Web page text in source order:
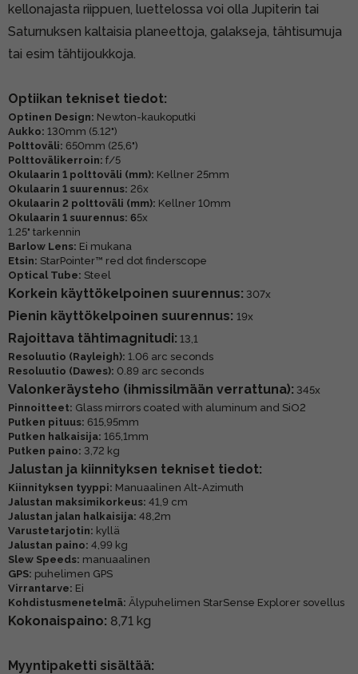
kellonajasta riippuen, luettelossa voi olla Jupiterin tai
Saturnuksen kaltaisia planeettoja, galakseja, tähtisumuja
tai esim tähtijoukkoja.
Optiikan tekniset tiedot:
Optinen Design: Newton-kaukoputki
Aukko: 130mm (5.12")
Polttoväli: 650mm (25,6")
Polttovälikerroin: f/5
Okulaarin 1 polttoväli (mm): Kellner 25mm
Okulaarin 1 suurennus: 26x
Okulaarin 2 polttoväli (mm): Kellner 10mm
Okulaarin 1 suurennus: 65x
1.25" tarkennin
Barlow Lens: Ei mukana
Etsin: StarPointer™ red dot finderscope
Optical Tube: Steel
Korkein käyttökelpoinen suurennus: 307x
Pienin käyttökelpoinen suurennus: 19x
Rajoittava tähtimagnitudi: 13,1
Resoluutio (Rayleigh): 1.06 arc seconds
Resoluutio (Dawes): 0.89 arc seconds
Valonkeräysteho (ihmissilmään verrattuna): 345x
Pinnoitteet: Glass mirrors coated with aluminum and SiO2
Putken pituus: 615,95mm
Putken halkaisija: 165,1mm
Putken paino: 3,72 kg
Jalustan ja kiinnityksen tekniset tiedot:
Kiinnityksen tyyppi: Manuaalinen Alt-Azimuth
Jalustan maksimikorkeus: 41,9 cm
Jalustan jalan halkaisija: 48,2m
Varustetarjotin: kyllä
Jalustan paino: 4,99 kg
Slew Speeds: manuaalinen
GPS: puhelimen GPS
Virrantarve: Ei
Kohdistusmenetelmä: Älypuhelimen StarSense Explorer sovellus
Kokonaispaino: 8,71 kg
Myyntipaketti sisältää: